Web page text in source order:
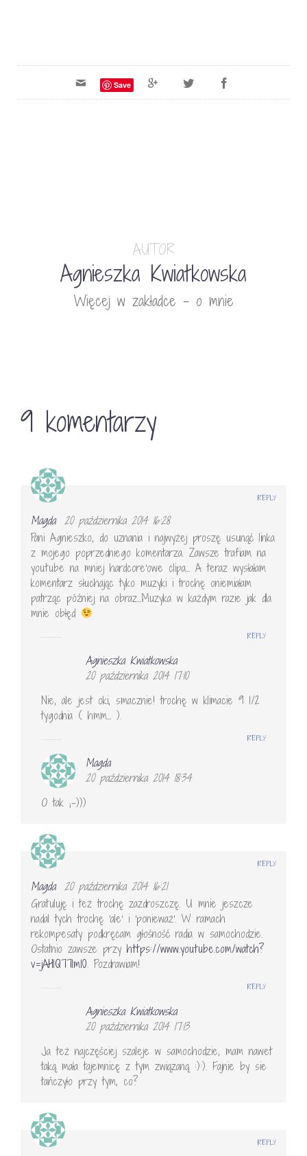
Save
AUTOR
Agnieszka Kwiatkowska
Więcej w zakładce - o mnie
9 komentarzy
Magda 20 października 2014 16:28
Pani Agnieszko, do uznania i najwyżej proszę usunąć linka
z mojego poprzedniego komentarza. Zawsze trafiam na
youtube na mniej hardcore'owe clipa… A teraz wysłałam
komentarz słuchając tyko muzyki i trochę oniemiałam
patrząc później na obraz…Muzyka w każdym razie jak dla
mnie obłęd
REPLY
Agnieszka Kwiatkowska
20 października 2014 17:10
Nie, ale jest oki, smacznie! trochę w klimacie 9 1/2
tygodnia ( hmm… ).
REPLY
Magda
20 października 2014 18:34
O tak ;-)))
REPLY
Magda 20 października 2014 16:21
Gratuluję i też trochę zazdroszczę. U mnie jeszcze
nadal tych trochę 'ale' i 'ponieważ'. W ramach
rekompesaty podkręcam głośność radia w samochodzie.
Ostatnio zawsze przy https://www.youtube.com/watch?
v=jAHlQ77lm10. Pozdrawiam!
REPLY
Agnieszka Kwiatkowska
20 października 2014 17:13
Ja też najczęściej szaleje w samochodzie, mam nawet
taką mała tajemnicę z tym związaną :):). Fajnie by sie
tańczyło przy tym, co?
REPLY
REPLY